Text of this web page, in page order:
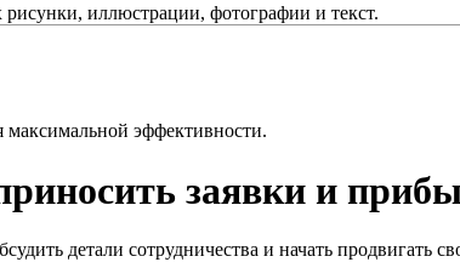
иллюстрации, фотографии и текст.
максимальной эффективности.
заявки и
детали сотрудничества и начать продвигать